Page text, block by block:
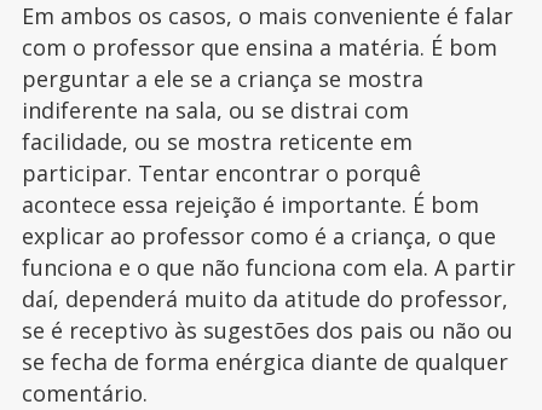
Em ambos os casos, o mais conveniente é falar
com o professor que ensina a matéria. É bom
perguntar a ele se a criança se mostra
indiferente na sala, ou se distrai com
facilidade, ou se mostra reticente em
participar. Tentar encontrar o porquê
acontece essa rejeição é importante. É bom
explicar ao professor como é a criança, o que
funciona e o que não funciona com ela. A partir
daí, dependerá muito da atitude do professor,
se é receptivo às sugestões dos pais ou não ou
se fecha de forma enérgica diante de qualquer
comentário.